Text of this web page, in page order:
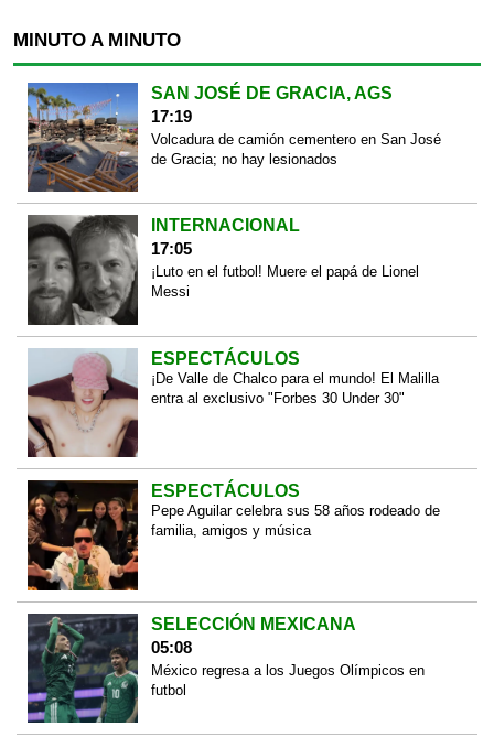
MINUTO A MINUTO
SAN JOSÉ DE GRACIA, AGS
17:19
Volcadura de camión cementero en San José
de Gracia; no hay lesionados
INTERNACIONAL
17:05
¡Luto en el futbol! Muere el papá de Lionel
Messi
ESPECTÁCULOS
¡De Valle de Chalco para el mundo! El Malilla
entra al exclusivo "Forbes 30 Under 30"
ESPECTÁCULOS
Pepe Aguilar celebra sus 58 años rodeado de
familia, amigos y música
SELECCIÓN MEXICANA
05:08
México regresa a los Juegos Olímpicos en
futbol